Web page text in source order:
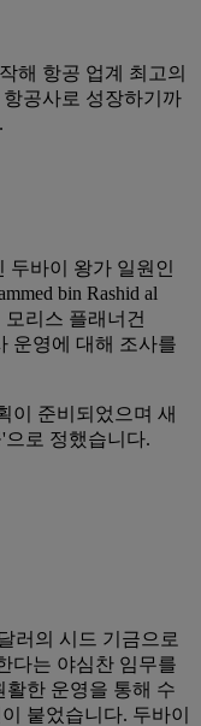
해 항공 업계 최고의
공사로 성장하기까
두바이 왕가 일원인
bin Rashid al
리스 플래너건
운영에 대해 조사를
이 준비되었으며 새
로 정했습니다.
러의 시드 기금으로
다는 야심찬 임무를
한 운영을 통해 수
붙었습니다. 두바이